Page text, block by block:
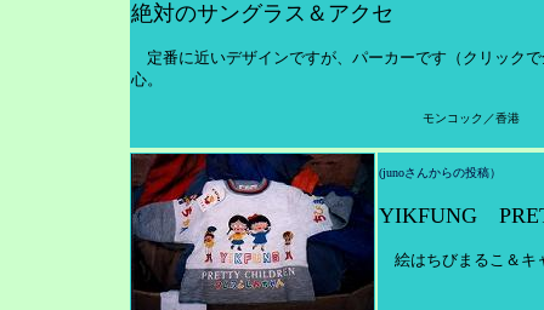
絶対のサングラス＆アクセ
定番に近いデザインですが、パーカーです（クリック
心。
モンコック／香港
(junoさんからの投稿）
YIKFUNG
絵はちびまるこ＆キ